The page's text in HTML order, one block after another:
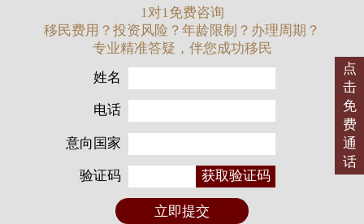
1对1免费咨询
移民费用？投资风险？年龄限制？办理周期？
专业精准答疑，伴您成功移民
姓名
电话
意向国家
验证码 获取验证码
立即提交
点
击
免
费
通
话